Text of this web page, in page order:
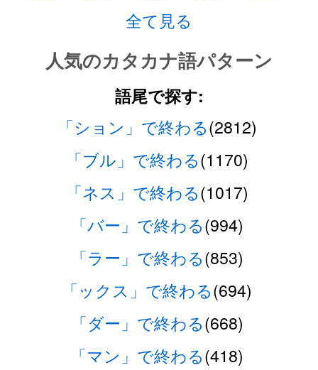
全て見る
人気のカタカナ語パターン
語尾で探す:
「ション」で終わる(2812)
「ブル」で終わる(1170)
「ネス」で終わる(1017)
「バー」で終わる(994)
「ラー」で終わる(853)
「ックス」で終わる(694)
「ダー」で終わる(668)
「マン」で終わる(418)